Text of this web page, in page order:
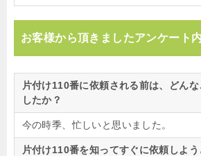
お客様から頂きましたアンケート
片付け110番に依頼される前は、どん
したか？
今の時季、忙しいと思いました。
片付け110番を知ってすぐに依頼しよ